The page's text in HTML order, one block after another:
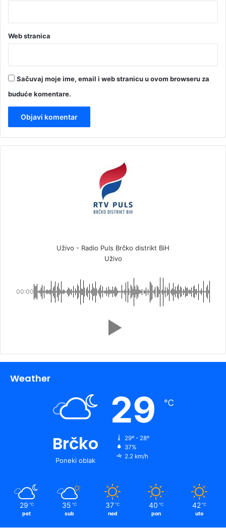
Web stranica
Sačuvaj moje ime, email i web stranicu u ovom browseru za
buduće komentare.
Uživo - Radio Puls Brčko distrikt BiH
Uživo
00:00
Weather
Brčko
Poneki oblak
29 ℃
29º - 28º
37%
2.2 km/h
29 ℃
pet
35 ℃
sub
37 ℃
ned
40 ℃
pon
42 ℃
uto